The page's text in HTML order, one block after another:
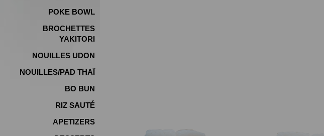
POKE BOWL
BROCHETTES
YAKITORI
NOUILLES UDON
NOUILLES/PAD THAÏ
BO BUN
RIZ SAUTÉ
APETIZERS